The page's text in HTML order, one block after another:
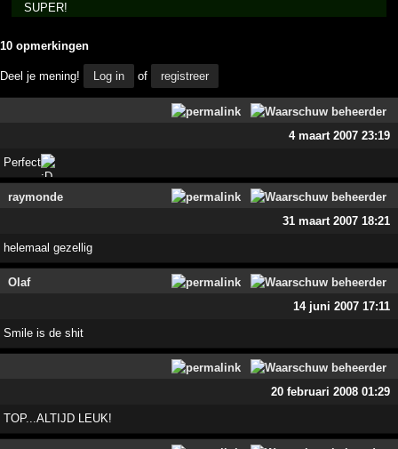
SUPER!
10 opmerkingen
Deel je mening! Log in of registreer
4 maart 2007 23:19
Perfect
raymonde
31 maart 2007 18:21
helemaal gezellig
Olaf
14 juni 2007 17:11
Smile is de shit
20 februari 2008 01:29
TOP...ALTIJD LEUK!